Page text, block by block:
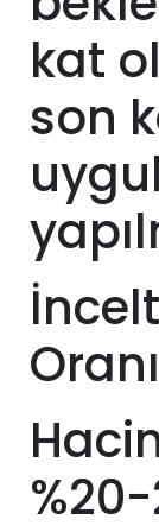
kat
son
Oranı